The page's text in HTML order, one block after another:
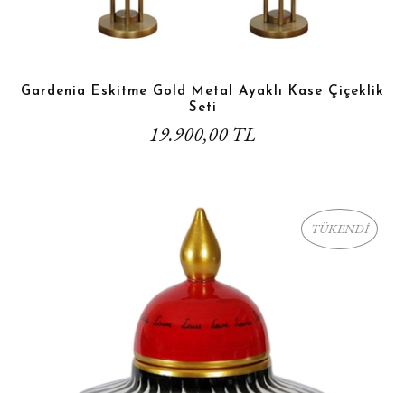
Gardenia Eskitme Gold Metal Ayaklı Kase Çiçeklik
Seti
19.900,00 TL
TÜKENDİ